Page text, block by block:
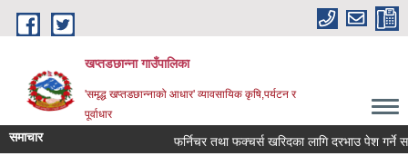
Skip to main content
खप्तडछान्ना गाउँपालिका
'समृद्ध खप्तडछान्नाको आधार' व्यावसायिक कृषि,पर्यटन र
पूर्वाधार
समाचार फर्निचर तथा फक्चर्स खरिदका लागि दरभाउ पेश गर्ने